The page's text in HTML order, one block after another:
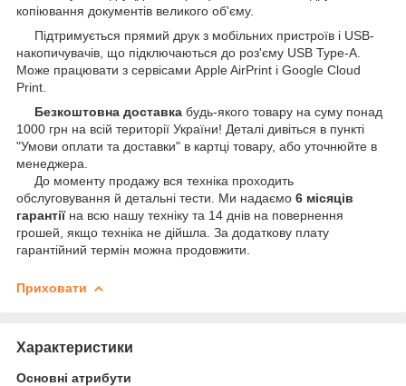
копіювання документів великого об'єму.
Підтримується прямий друк з мобільних пристроїв і USB-
накопичувачів, що підключаються до роз'єму USB Type-A.
Може працювати з сервісами Apple AirPrint і Google Cloud
Print.
Безкоштовна доставка будь-якого товару на суму понад
1000 грн на всій території України! Деталі дивіться в пункті
"Умови оплати та доставки" в картці товару, або уточнюйте в
менеджера.
До моменту продажу вся техніка проходить
обслуговування й детальні тести. Ми надаємо 6 місяців
гарантіїна всю нашу техніку та 14 днів на повернення
грошей, якщо техніка не дійшла. За додаткову плату
гарантійний термін можна продовжити.
Приховати
Характеристики
Основні атрибути